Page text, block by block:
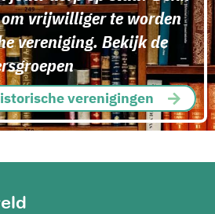
vrijwilliger te worden
vereniging. Bekijk de
verenigingen